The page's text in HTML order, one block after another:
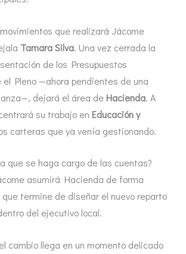
que realizará Jácome
Tamara Silva. Una vez cerrada la
de los Presupuestos
el Pleno —ahora pendientes de una
dejará el área de Hacienda. A
su trabajo en Educación y
carteras que ya venía gestionando.
que se haga cargo de las cuentas?
asumirá Hacienda de forma
termine de diseñar el nuevo reparto
del ejecutivo local.
cambio llega en un momento delicado